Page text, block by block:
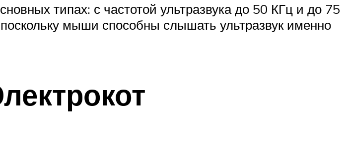
типах: с частотой ультразвука до 50 КГц и до 75
мыши способны слышать ультразвук именно